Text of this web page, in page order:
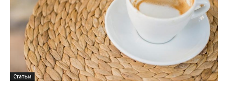
Статьи